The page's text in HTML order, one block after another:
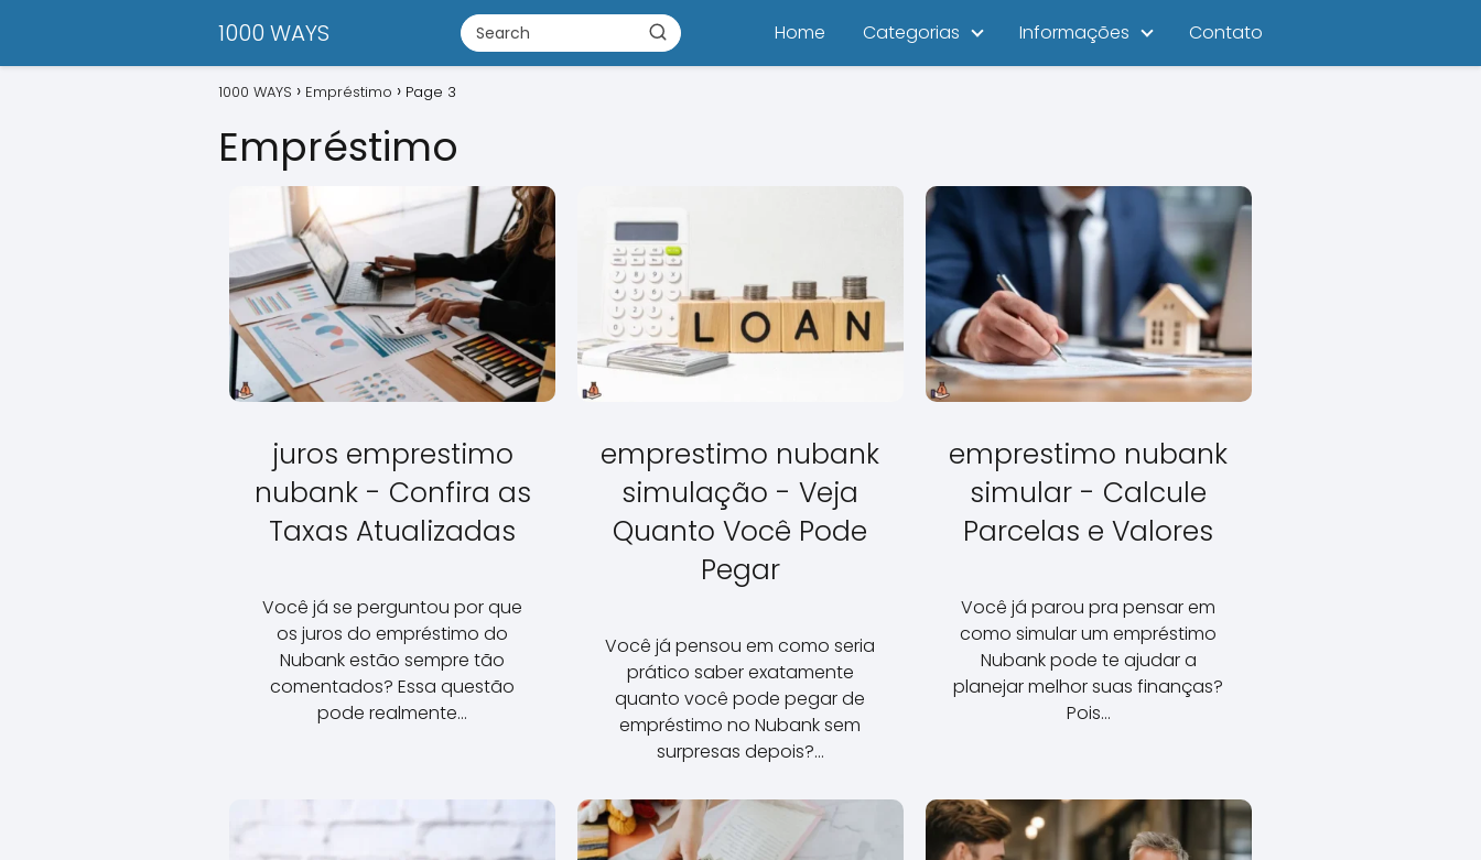
1000 WAYS Home Categorias Informações Contato
1000 WAYS Empréstimo Page 3
Empréstimo
juros emprestimo
nubank - Confira as
Taxas Atualizadas
Você já se perguntou por que
os juros do empréstimo do
Nubank estão sempre tão
comentados? Essa questão
pode realmente…
emprestimo nubank
simulação - Veja
Quanto Você Pode
Pegar
Você já pensou em como seria
prático saber exatamente
quanto você pode pegar de
empréstimo no Nubank sem
surpresas depois?…
emprestimo nubank
simular - Calcule
Parcelas e Valores
Você já parou pra pensar em
como simular um empréstimo
Nubank pode te ajudar a
planejar melhor suas finanças?
Pois…